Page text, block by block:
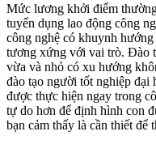
Mức lương khởi điểm
tuyển dụng lao động công
công nghệ có khuynh
tương xứng với vai trò. Đào
vừa và nhỏ có xu hướng
đào tạo người tốt nghiệp đại
được thực hiện ngay trong
tự do hơn để định hình con
bạn cảm thấy là cần thiết để